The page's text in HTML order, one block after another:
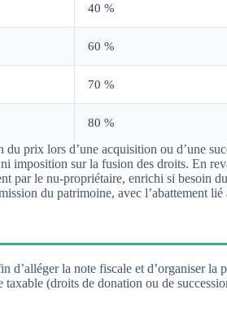
40 %
60 %
70 %
80 %
prix lors d’une acquisition ou d’une
imposition sur la fusion des droits. En
par le nu-propriétaire, enrichi si besoin
du patrimoine, avec l’abattement lié
d’alléger la note fiscale et d’organiser la
(droits de donation ou de